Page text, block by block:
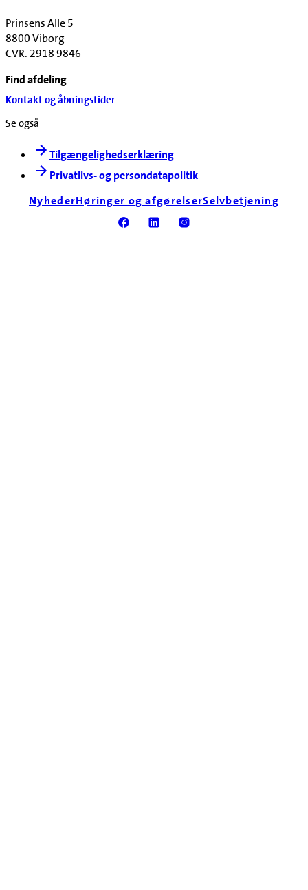
Prinsens Alle 5
8800 Viborg
CVR. 2918 9846
Find afdeling
Kontakt og åbningstider
Se også
Tilgængelighedserklæring
Privatlivs- og persondatapolitik
NyhederHøringer og afgørelserSelvbetjening